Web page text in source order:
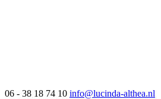
06 - 38 18 74 10 info@lucinda-althea.nl